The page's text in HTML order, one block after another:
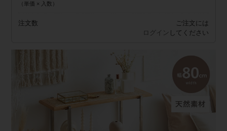
（単価 × 入数）
注文数
ご注文には
ログイン してください